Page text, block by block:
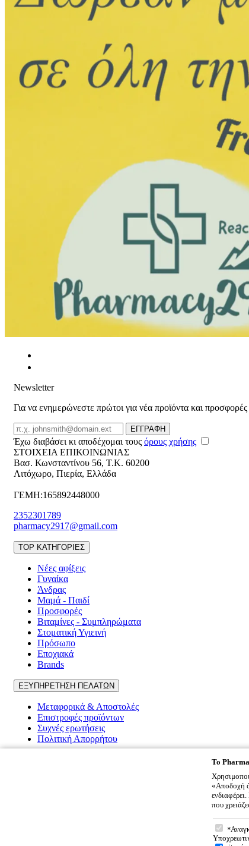
Newsletter
Για να ενημερώνεστε πρώτοι για νέα προϊόντα και
Email
ΕΓΓΡΑΦΗ
Έχω διαβάσει κι αποδέχομαι τους όρους χρήσης
ΣΤΟΙΧΕΙΑ ΕΠΙΚΟΙΝΩΝΙΑΣ
Βασ. Κωνσταντίνου 56, T.K. 60200
Λιτόχωρο, Πιερία, Ελλάδα
ΓΕΜΗ:165892448000
2352301789
pharmacy2917@gmail.com
TOP ΚΑΤΗΓΟΡΙΕΣ
Νέες αφίξεις
Γυναίκα
Άνδρας
Μαμά - Παιδί
Προσφορές
Βιταμίνες - Συμπληρώματα
Στοματική Υγιεινή
Πρόσωπο
Εποχιακά
Brands
ΕΞΥΠΗΡΕΤΗΣΗ ΠΕΛΑΤΩΝ
Μεταφορικά & Αποστολές
Επιστροφές προϊόντων
Συχνές ερωτήσεις
Πολιτική Απορρήτου
To
«Αποδοχή
που
To